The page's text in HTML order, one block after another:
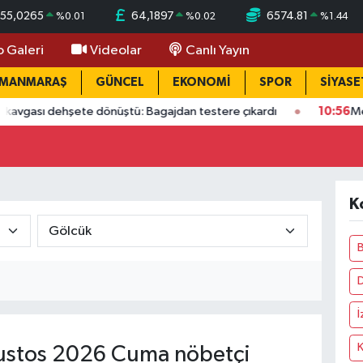
55,0265 %0.01 64,1897 %0.02 6574.81 %1.44
Galeri Videolar Canlı Yayın
GÜNCEL EKONOMİ SPOR
dönüştü: Bagajdan testere çıkardı 10:56 Mersin'de acı
2026 Cuma nöbetçi